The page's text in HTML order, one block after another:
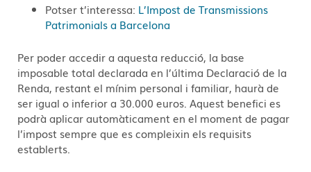
Potser t’interessa: L’Impost de Transmissions
Patrimonials a Barcelona
Per poder accedir a aquesta reducció, la base
imposable total declarada en l’última Declaració de la
Renda, restant el mínim personal i familiar, haurà de
ser igual o inferior a 30.000 euros. Aquest benefici es
podrà aplicar automàticament en el moment de pagar
l’impost sempre que es compleixin els requisits
establerts.